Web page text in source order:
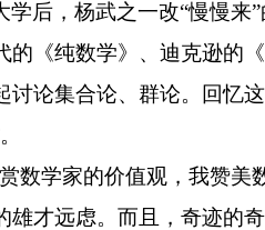
学后，杨武之一改“慢慢来
的《纯数学》、迪克逊的
讨论集合论、群论。回忆
数学家的价值观，我赞
雄才远虑。而且，奇迹的